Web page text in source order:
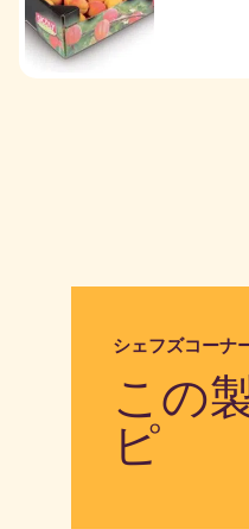
シェフズコーナ
この
ピ